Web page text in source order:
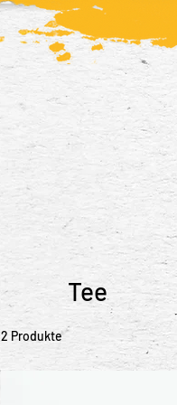
Tee
2 Produkte